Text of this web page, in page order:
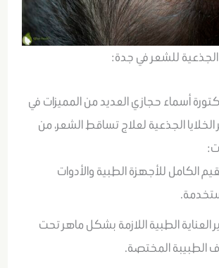
الجذعية للشعر في جدة:
أسماء حجازي العديد من المميزات في
الخلايا الجذعية لعلاج تساقط الشعر، من
الكامل للأجهزة الطبية والأدوات
العناية الطبية اللازمة بشكل ماهر تحت
الطبيبة المختصة.